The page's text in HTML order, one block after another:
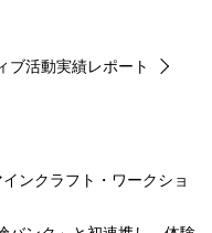
ブ活動実績レポート
ンクラフト・ワークショ